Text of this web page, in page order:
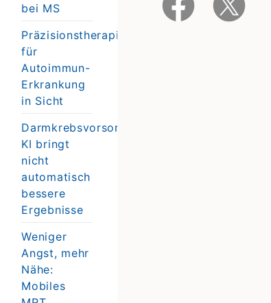
bei MS
Präzisionstherapie
für
Autoimmun-
Erkrankung
in Sicht
Darmkrebsvorsorge:
KI bringt
nicht
automatisch
bessere
Ergebnisse
Weniger
Angst, mehr
Nähe:
Mobiles